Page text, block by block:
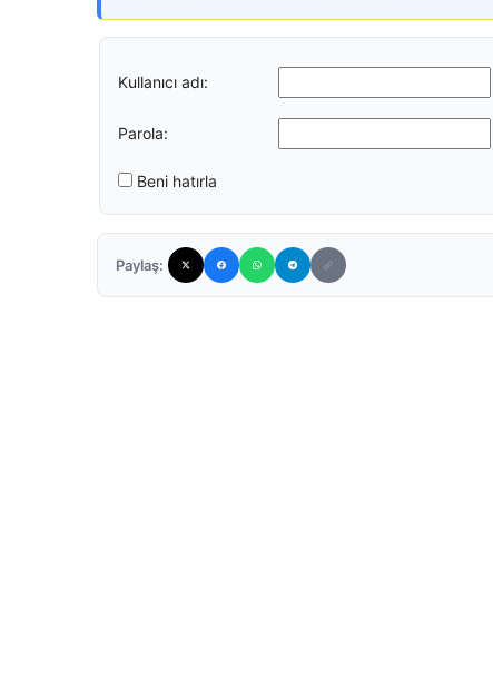
Kullanıcı adı:
Parola:
Beni hatırla
Paylaş: